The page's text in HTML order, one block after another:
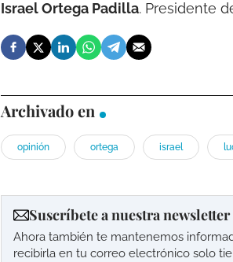
Israel Ortega Padilla. Presidente
Archivado en
opinión ortega israel
Suscríbete a nuestra newsletter
Ahora también te mantenemos
recibirla en tu correo electrónico solo